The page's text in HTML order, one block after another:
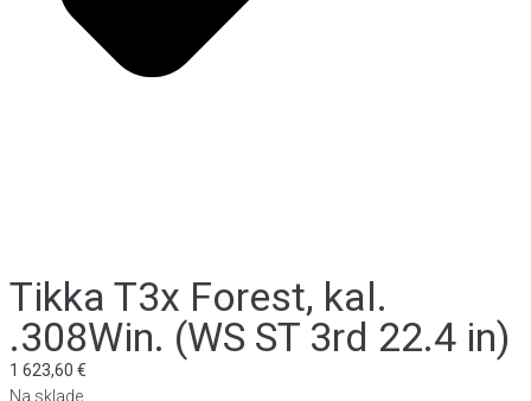
Tikka T3x Forest, kal.
.308Win. (WS ST 3rd 22.4 in)
1 623,60 €
Na sklade